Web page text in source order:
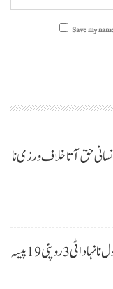
Save my
حق آتا خلاف ورزی نا
حکومت نا کنڈ آن پیٹرولیم نا نہاد آتیٹی کمتی نا پڑو،پیٹرول نا نہاد اٹی 3 روپئی 19 پیسہ